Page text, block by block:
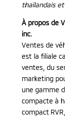
thaïlandais
À propos de
inc.
Ventes de
est la filiale
ventes, du
marketing
une gamme
compacte à
compact